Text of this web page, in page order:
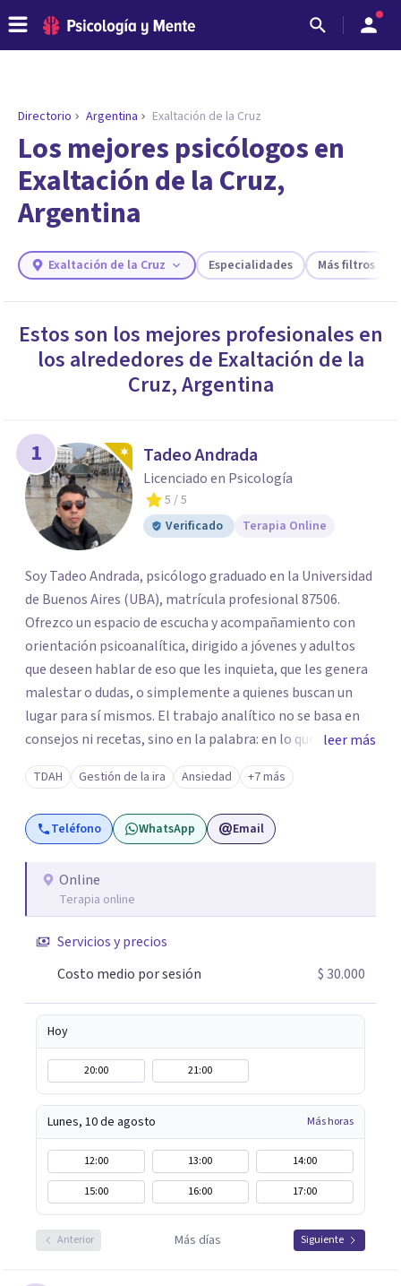
ENCONTRAR MI TERAPEUTA
¿Necesitas ayuda para encontrar el
psicólogo adecuado?
Responde a unas breves preguntas y te ofreceremos
los profesionales que más se ajustan a tus
necesidades.
Responder cuestionario
Directorio Argentina Exaltación de la Cruz
Los mejores psicólogos en
Exaltación de la Cruz,
Argentina
Exaltación de la Cruz Especialidades Más filtros
Estos son los mejores profesionales en
los alrededores de Exaltación de la
Cruz,Argentina
1 Tadeo Andrada
Licenciado en Psicología
5 / 5
Verificado
Terapia Online
Soy Tadeo Andrada, psicólogo graduado en la Universidad
de Buenos Aires (UBA), matrícula profesional 87506.
Ofrezco un espacio de escucha y acompañamiento con
orientación psicoanalítica, dirigido a jóvenes y adultos
que deseen hablar de eso que les inquieta, que les genera
malestar o dudas, o simplemente a quienes buscan un
lugar para sí mismos. El trabajo analítico no se basa en
consejos ni recetas, sino en la palabra: en lo que cada
quien puede decir de su historia, de su deseo, de su
malestar... En el encuentro con un analista se abre la
posibilidad de pensar de otro modo eso que hasta ahora
parecía sin salida.
leer más
TDAH Gestión de la ira Ansiedad +7 más
Teléfono WhatsApp Email
Online
Terapia online
Servicios y precios
Costo medio por sesión
$ 30.000
Hoy
20:00 21:00
Lunes, 10 de agosto Más horas
12:00 13:00
14:00
15:00
16:00 17:00
Anterior Más días Siguiente